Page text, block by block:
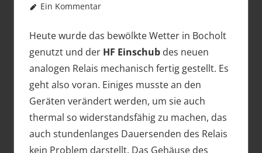
Ein Kommentar
Heute wurde das bewölkte Wetter in Bocholt
genutzt und der HF Einschubdes neuen
analogen Relais mechanisch fertig gestellt. Es
geht also voran. Einiges musste an den
Geräten verändert werden, um sie auch
thermal so widerstandsfähig zu machen, das
auch stundenlanges Dauersenden des Relais
kein Problem darstellt. Das Gehäuse des